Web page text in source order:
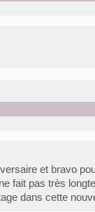
et bravo
fait pas très
dans cette